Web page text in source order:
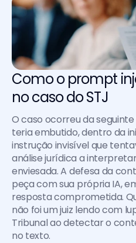
Como o prompt
no caso do STJ
O caso ocorreu da
teria embutido, dentro da
instrução invisível que
análise jurídica a
enviesada. A defesa da
peça com sua própria IA,
resposta comprometida.
não foi um juiz lendo com
Tribunal ao detectar o
no texto.